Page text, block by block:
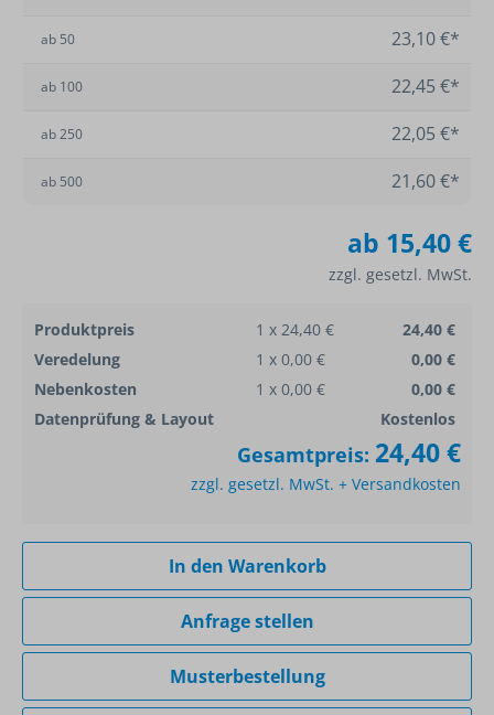
ab 50 23,10 €*
ab 100 22,45 €*
ab250 22,05 €*
ab 500 21,60 €*
ab 15,40 €
zzgl. gesetzl. MwSt.
Produktpreis 1 x 24,40 €
24,40 €
Veredelung
1 x 0,00 €
0,00 €
Nebenkosten
1 x 0,00 €
0,00 €
Datenprüfung & Layout
Kostenlos
Gesamtpreis: 24,40 €
zzgl. gesetzl. MwSt. + Versandkosten
In den Warenkorb
Anfrage stellen
Musterbestellung